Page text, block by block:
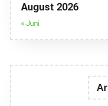
August 2026
« Juni